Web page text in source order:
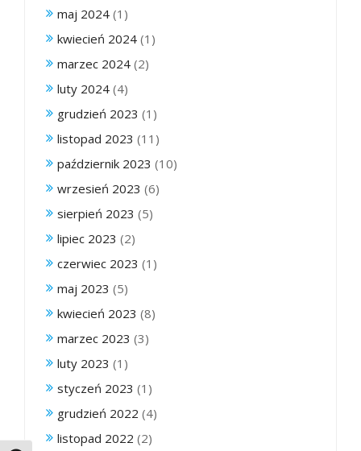
maj 2024 (1)
kwiecień 2024 (1)
marzec 2024 (2)
luty 2024 (4)
grudzień 2023 (1)
listopad 2023 (11)
październik 2023 (10)
wrzesień 2023 (6)
sierpień 2023 (5)
lipiec 2023 (2)
czerwiec 2023 (1)
maj 2023 (5)
kwiecień 2023 (8)
marzec 2023 (3)
luty 2023 (1)
styczeń 2023 (1)
grudzień 2022 (4)
listopad 2022 (2)